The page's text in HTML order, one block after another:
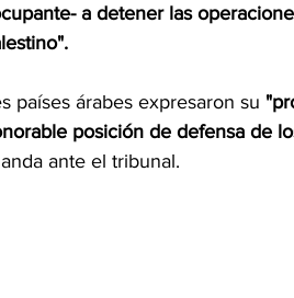
a detener las
países árabes expresaron su
posición de defensa de
ante el tribunal.